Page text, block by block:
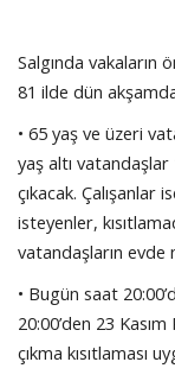
Salgında vakaların
81 ilde dün
• 65 yaş ve üzeri
yaş altı
çıkacak. Çalışanlar
isteyenler,
vatandaşların evde
• Bugün saat
20:00’den 23
çıkma kısıtlaması